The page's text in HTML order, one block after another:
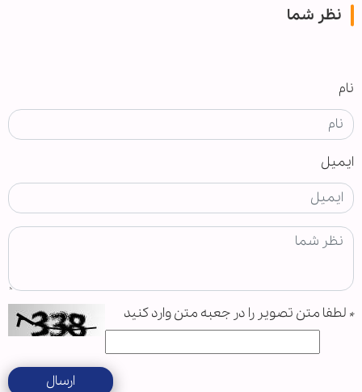
نظر شما
نام
ایمیل
* لطفا متن تصویر را در جعبه متن وارد کنید
ارسال